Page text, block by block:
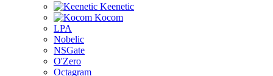
Keenetic
Kocom
LPA
Nobelic
NSGate
O'Zero
Octagram